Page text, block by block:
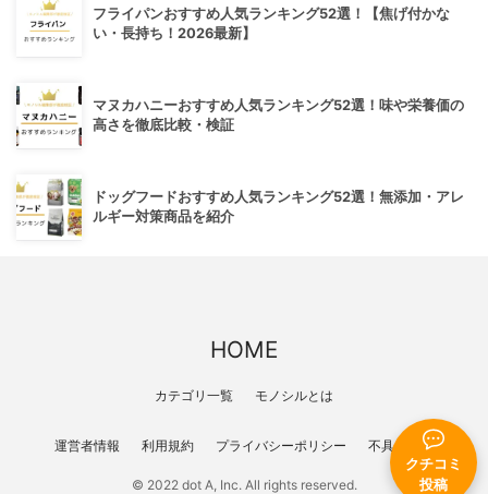
クチコミ
投稿
フライパンおすすめ人気ランキング52選！【焦げ付かな
い・長持ち！2026最新】
マヌカハニーおすすめ人気ランキング52選！味や栄養価の
高さを徹底比較・検証
ドッグフードおすすめ人気ランキング52選！無添加・アレ
ルギー対策商品を紹介
HOME
カテゴリ一覧 モノシルとは
運営者情報 利用規約 プライバシーポリシー 不具合報告
© 2022 dot A, Inc. All rights reserved.